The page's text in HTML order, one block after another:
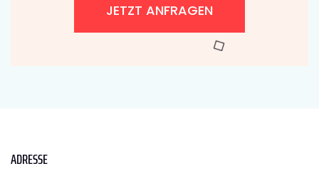
JETZT ANFRAGEN
ADRESSE